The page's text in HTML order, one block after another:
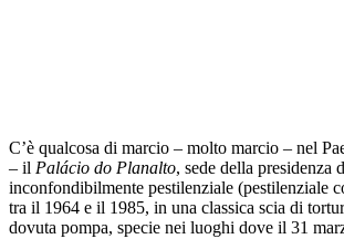
C’è qualcosa di marcio – molto marcio – nel
– il Palácio do Planalto, sede della presidenza
inconfondibilmente pestilenziale (pestilenziale
tra il 1964 e il 1985, in una classica scia di
dovuta pompa, specie nei luoghi dove il 31